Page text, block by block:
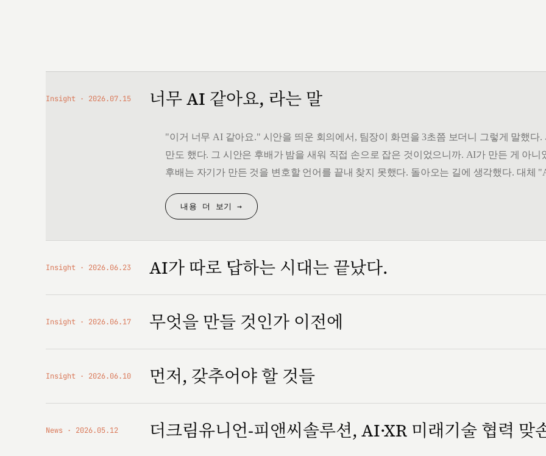
Insight 2026.07.15 너무 AI 같아요, 라는 말
"이거 너무 AI 같아요." 시안을 띄운 회의에서, 팀장이 화면을 3초쯤 보더니 그렇게 말했다
만도 했다. 그 시안은 후배가 밤을 새워 직접 손으로 잡은 것이었으니까. AI가 만든 게 아
후배는 자기가 만든 것을 변호할 언어를 끝내 찾지 못했다. 돌아오는 길에 생각했다. 대체
내용 더 보기 →
Insight 2026.06.23 AI가 따로 답하는 시대는 끝났다.
Insight 2026.06.17 무엇을 만들 것인가 이전에
Insight 2026.06.10 먼저, 갖추어야 할 것들
News 2026.05.12 더크림유니언-피앤씨솔루션, AI·XR 미래기술 협력 맞